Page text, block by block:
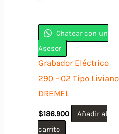
Chatear con un
Asesor
Grabador Eléctrico
290 – 02 Tipo Liviano
DREMEL
$186.900
Añadir al
carrito